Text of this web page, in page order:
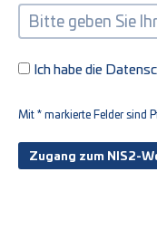
Ich habe die
Mit * markierte Felder sind
Zugang zum NIS2-